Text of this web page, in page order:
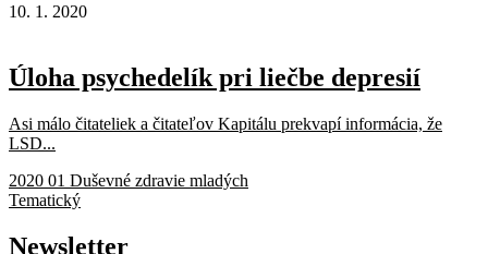
10. 1. 2020
Úloha psychedelík pri liečbe depresií
Asi málo čitateliek a čitateľov Kapitálu prekvapí informácia, že
LSD...
2020 01 Duševné zdravie mladých
Tematický
Newsletter